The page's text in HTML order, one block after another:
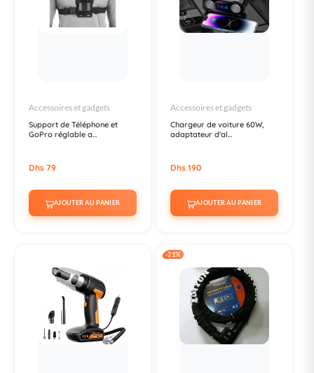
Accessoires et gadgets
Support de Téléphone et
GoPro réglable a...
Dhs 79
AJOUTER AU PANIER
Accessoires et gadgets
Chargeur de voiture 60W,
adaptateur d'al...
Dhs 190
AJOUTER AU PANIER
-21%